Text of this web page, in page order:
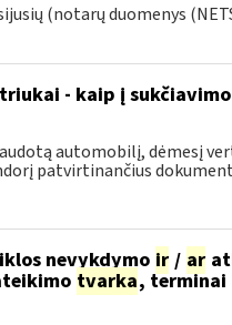
(notarų duomenys
- kaip į
automobilį, dėmesį
patvirtinančius
nevykdymo ir/ ar
tvarka, terminai